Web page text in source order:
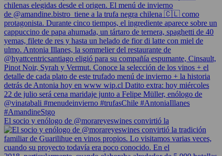
El socio y enólogo de @morareyeswines convirtió la